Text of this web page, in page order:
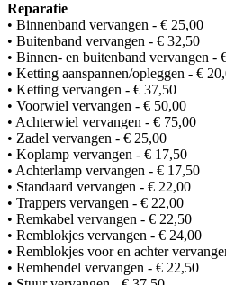
Reparatie
• Binnenband vervangen - € 25,00
• Buitenband vervangen - € 32,50
• Binnen- en buitenband vervangen -
• Ketting aanspannen/opleggen - €
• Ketting vervangen - € 37,50
• Voorwiel vervangen - € 50,00
• Achterwiel vervangen - € 75,00
• Zadel vervangen - € 25,00
• Koplamp vervangen - € 17,50
• Achterlamp vervangen - € 17,50
• Standaard vervangen - € 22,00
• Trappers vervangen - € 22,00
• Remkabel vervangen - € 22,50
• Remblokjes vervangen - € 24,00
• Remblokjes voor en achter
• Remhendel vervangen - € 22,50